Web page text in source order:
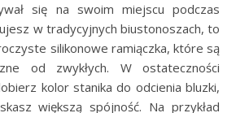
się na swoim miejscu podczas
w tradycyjnych biustonoszach, to
silikonowe ramiączka, które są
od zwykłych. W ostateczności
kolor stanika do odcienia bluzki,
większą spójność. Na przykład